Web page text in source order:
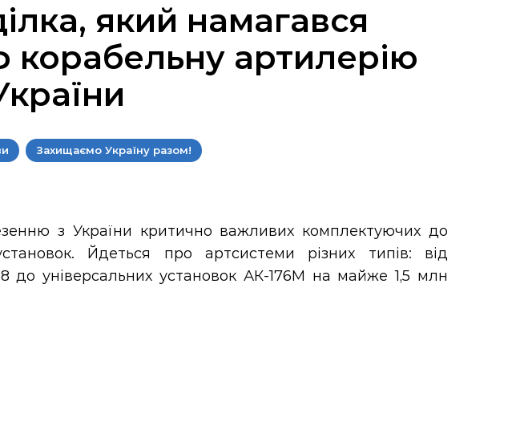
який намагався
артилерію
Захищаємо Україну разом!
з України критично важливих комплектуючих до
Йдеться про артсистеми різних типів: від
до універсальних установок АК-176М на майже 1,5 млн